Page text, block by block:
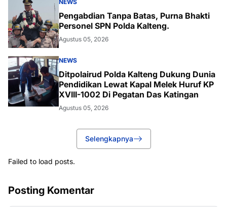
NEWS
Pengabdian Tanpa Batas, Purna Bhakti
Personel SPN Polda Kalteng.
Agustus 05, 2026
NEWS
Ditpolairud Polda Kalteng Dukung Dunia
Pendidikan Lewat Kapal Melek Huruf KP
XVIII-1002 Di Pegatan Das Katingan
Agustus 05, 2026
Selengkapnya
Failed to load posts.
Posting Komentar